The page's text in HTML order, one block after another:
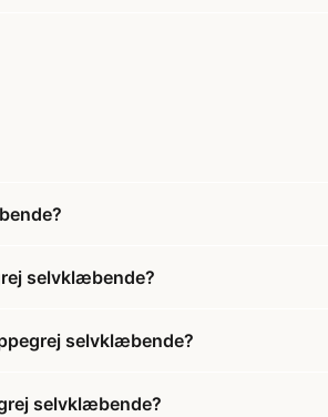
selvklæbende?
selvklæbende?
selvklæbende?